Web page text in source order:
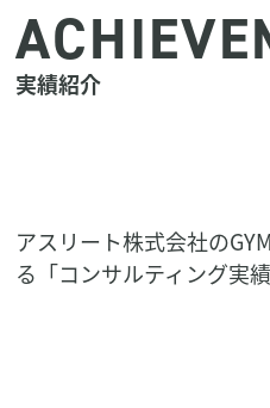
実績紹介
アスリート株式会社の
る「コンサルティング実